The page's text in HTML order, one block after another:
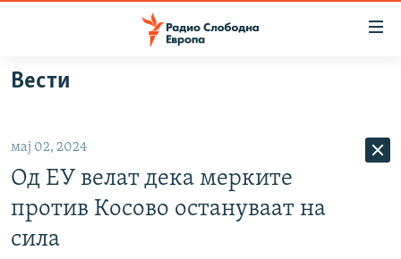
Оди
на
главната
навигација
Премини
на
ВИЗУЕЛНО
ВЕСТИ
ШТО ТРЕБА ДА ЗНАЕТЕ
Вести
мај 02, 2024
Од ЕУ велат дека мерките
против Косово остануваат на
сила